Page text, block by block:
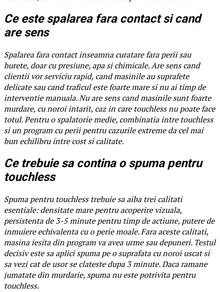
Ce este spalarea fara contact si cand
are sens
Spalarea fara contact inseamna curatare fara perii sau
burete, doar cu presiune, apa si chimicale. Are sens cand
clientii vor serviciu rapid, cand masinile au suprafete
delicate sau cand traficul este foarte mare si nu ai timp de
interventie manuala. Nu are sens cand masinile sunt foarte
murdare, cu noroi intarit, caz in care touchless nu poate face
totul. Pentru o spalatorie medie, combinatia intre touchless
si un program cu perii pentru cazurile extreme da cel mai
bun echilibru intre cost si calitate.
Ce trebuie sa contina o spuma pentru
touchless
Spuma pentru touchless trebuie sa aiba trei calitati
esentiale: densitate mare pentru acoperire vizuala,
persistenta de 3-5 minute pentru timp de actiune, putere de
inmuiere echivalenta cu o perie moale. Fara aceste calitati,
masina iesita din program va avea urme sau depuneri. Testul
decisiv este sa aplici spuma pe o suprafata cu noroi uscat si
sa vezi cat de usor se clateste dupa 3 minute. Daca ramane
jumatate din murdarie, spuma nu este potrivita pentru
touchless.